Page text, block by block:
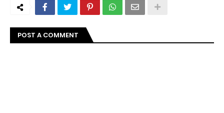
POST A COMMENT